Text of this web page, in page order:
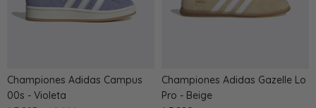
Championes Adidas Campus
00s - Violeta
Championes Adidas Gazelle Lo
Pro - Beige